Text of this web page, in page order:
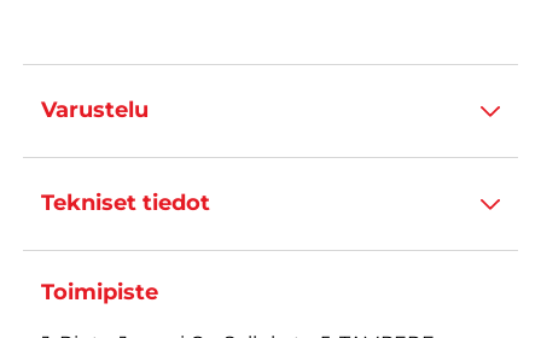
Varustelu
Tekniset tiedot
Toimipiste